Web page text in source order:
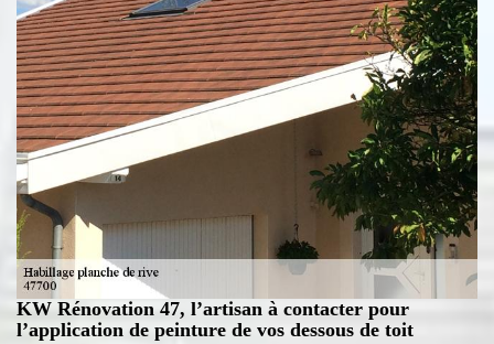
KW Rénovation 47, l’artisan à contacter pour
l’application de peinture de vos dessous de toit